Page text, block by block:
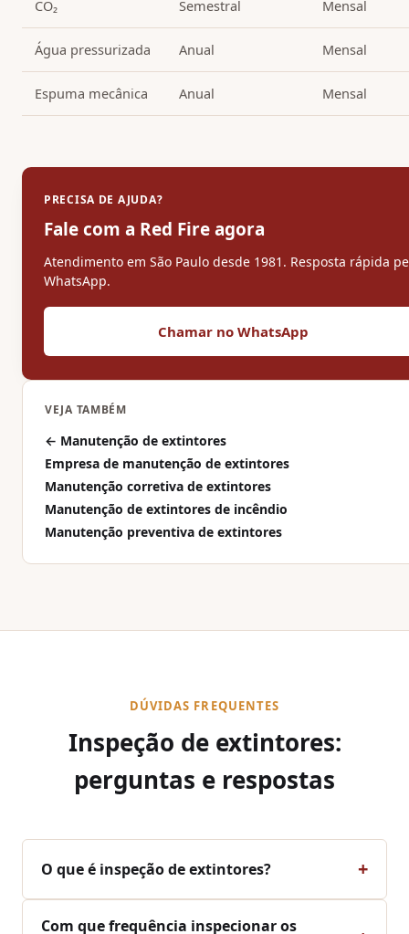
CO₂ Semestral Mensal
Água pressurizada Anual Mensal
Espuma mecânica Anual Mensal
PRECISA DE AJUDA?
Fale com a Red Fire agora
Atendimento em São Paulo desde 1981. Resposta rápida
WhatsApp.
Chamar no WhatsApp
VEJA TAMBÉM
← Manutenção de extintores
Empresa de manutenção de extintores
Manutenção corretiva de extintores
Manutenção de extintores de incêndio
Manutenção preventiva de extintores
DÚVIDAS FREQUENTES
Inspeção de extintores:
perguntas e respostas
O que é inspeção de extintores?
Com que frequência inspecionar os